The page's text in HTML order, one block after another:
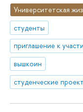
Университетская
студенты
приглашение к
вышкоин
студенческие